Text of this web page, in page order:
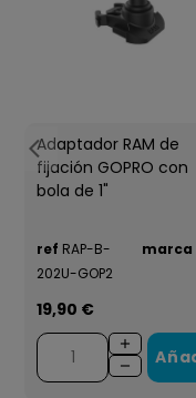
Adaptador RAM de
fijación GOPRO con
bola de 1"
ref RAP-B-
202U-GOP2
marca
19,90 €